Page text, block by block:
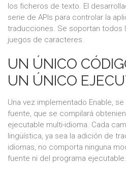
los ficheros de texto. El
serie de APIs para controlar la
traducciones. Se soportan todos
juegos de caracteres.
UN ÚNICO
UN ÚNICO
Una vez implementado Enable,
fuente, que se compilará
ejecutable multi-idioma. Cada
lingüística, ya sea la adición de
idiomas, no comporta ninguna
fuente ni del programa ejecutable.